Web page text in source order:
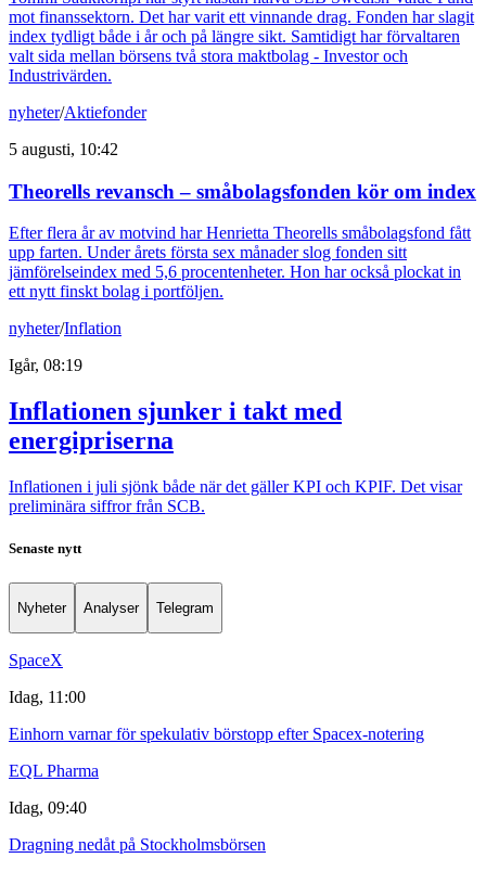
mot finanssektorn. Det har varit ett vinnande drag. Fonden har slagit
index tydligt både i år och på längre sikt. Samtidigt har förvaltaren
valt sida mellan börsens två stora maktbolag - Investor och
Industrivärden.
nyheter/Aktiefonder
5 augusti, 10:42
Theorells revansch – småbolagsfonden kör om index
Efter flera år av motvind har Henrietta Theorells småbolagsfond fått
upp farten. Under årets första sex månader slog fonden sitt
jämförelseindex med 5,6 procentenheter. Hon har också plockat in
ett nytt finskt bolag i portföljen.
nyheter/Inflation
Igår, 08:19
Inflationen sjunker i takt med
energipriserna
Inflationen i juli sjönk både när det gäller KPI och KPIF. Det visar
preliminära siffror från SCB.
Senaste nytt
Nyheter Analyser Telegram
SpaceX
Idag, 11:00
Einhorn varnar för spekulativ börstopp efter Spacex-notering
EQL Pharma
Idag, 09:40
Dragning nedåt på Stockholmsbörsen